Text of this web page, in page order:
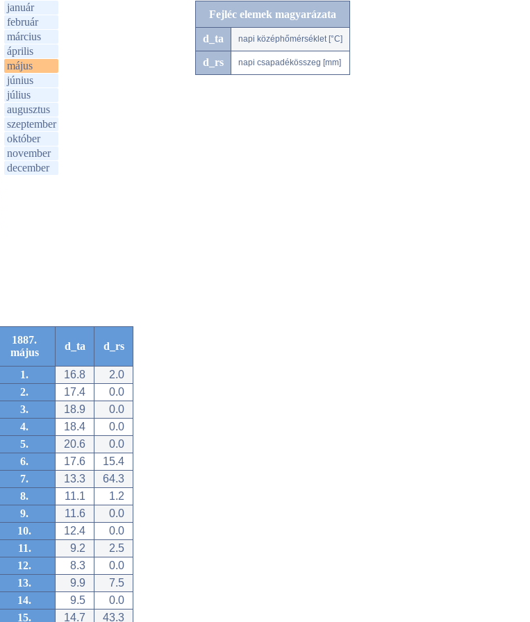
január
február
március
április
május
június
július
augusztus
szeptember
október
november
december
Fejléc elemek magyarázata
d_ta napi középhőmérséklet [°C]
d_rs napi csapadékösszeg [mm]
1887.
május
d_ta d_rs
1. 16.8
2.0
2.
17.4
0.0
3.
18.9
0.0
4.
18.4
0.0
5.
20.6
0.0
6.
17.6
15.4
7.
13.3
64.3
8.
11.1
1.2
9.
11.6
0.0
10.
12.4
0.0
11.
9.2
2.5
12.
8.3
0.0
13.
9.9
7.5
14.
9.5
0.0
15.
14.7 43.3